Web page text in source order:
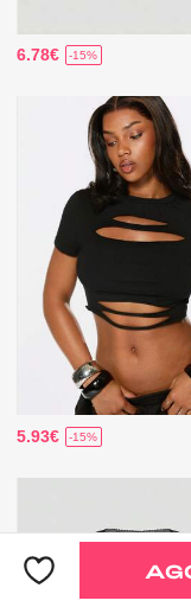
6.78€ -15%
5.93€ -15%